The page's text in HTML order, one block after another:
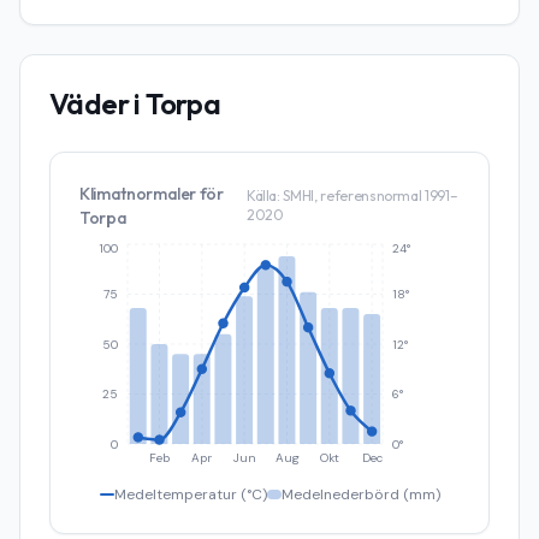
Väder iTorpa
Klimatnormaler för
Torpa
Källa: SMHI, referensnormal 1991–
2020
Feb Apr Jun Aug Okt Dec
0
25
50
75
100
0°
6°
12°
18°
24°
Medeltemperatur (°C) Medelnederbörd (mm)